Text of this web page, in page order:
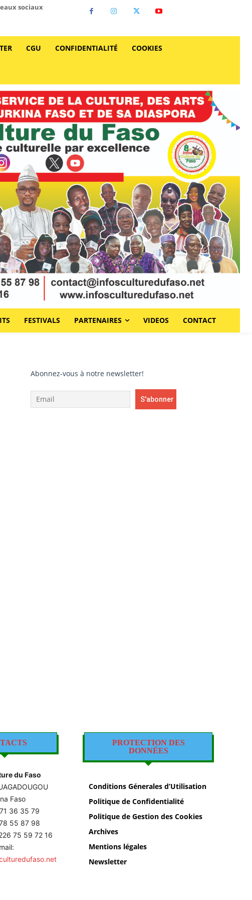
sociaux
CGU CONFIDENTIALITÉ COOKIES
FESTIVALS PARTENAIRES VIDEOS CONTACT
Abonnez-vous à notre newsletter!
du Faso
Faso
71 36 35 79
55 87 98
75 59 72 16
PROTECTION DES
DONNÉES
Conditions Génerales d’Utilisation
Politique de Confidentialité
Politique de Gestion des Cookies
Archives
Mentions légales
Newsletter